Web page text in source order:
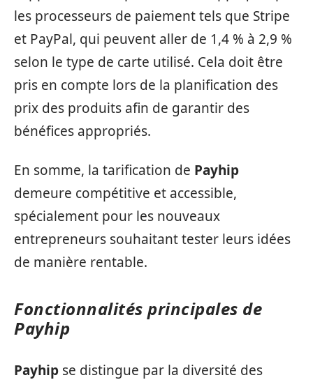
les processeurs de paiement tels que Stripe
et PayPal, qui peuvent aller de 1,4 % à 2,9 %
selon le type de carte utilisé. Cela doit être
pris en compte lors de la planification des
prix des produits afin de garantir des
bénéfices appropriés.
En somme, la tarification de Payhip
demeure compétitive et accessible,
spécialement pour les nouveaux
entrepreneurs souhaitant tester leurs idées
de manière rentable.
Fonctionnalités principales de
Payhip
Payhip se distingue par la diversité des